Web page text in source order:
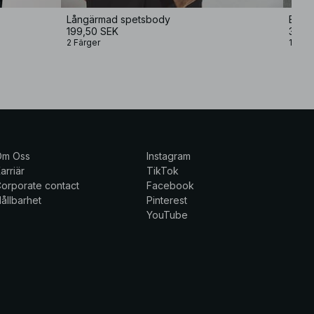
Långärmad spetsbody
199,50 SEK
2 Färger
399
1 Färg
Oss
contact
Instagram
TikTok
Facebook
Pinterest
YouTube